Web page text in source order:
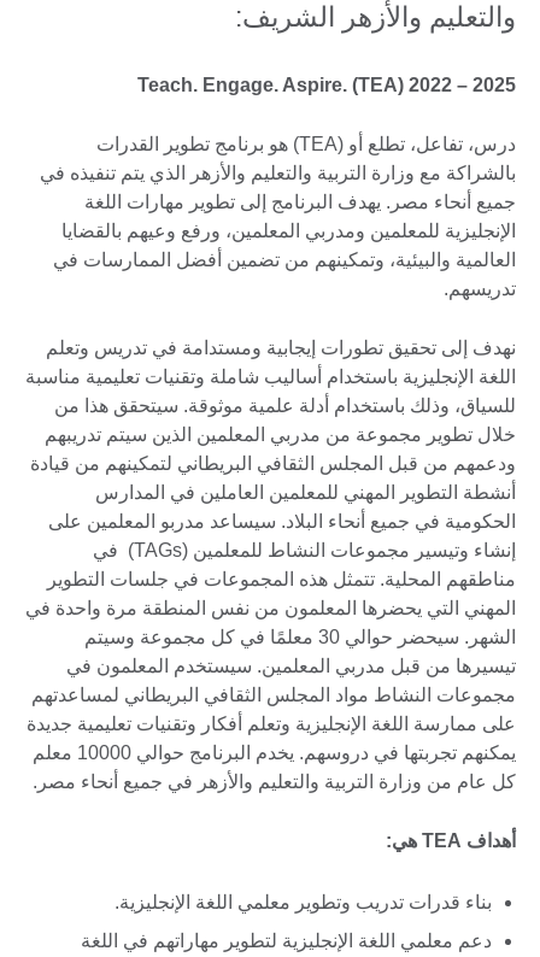
والتعليم والأزهر الشريف:
Teach. Engage. Aspire. (TEA) 2022 – 2025
درس، تفاعل، تطلع أو (TEA) هو برنامج تطوير القدرات
بالشراكة مع وزارة التربية والتعليم والأزهر الذي يتم تنفيذه في
جميع أنحاء مصر. يهدف البرنامج إلى تطوير مهارات اللغة
الإنجليزية للمعلمين ومدربي المعلمين، ورفع وعيهم بالقضايا
العالمية والبيئية، وتمكينهم من تضمين أفضل الممارسات في
تدريسهم.
نهدف إلى تحقيق تطورات إيجابية ومستدامة في تدريس وتعلم
اللغة الإنجليزية باستخدام أساليب شاملة وتقنيات تعليمية مناسبة
للسياق، وذلك باستخدام أدلة علمية موثوقة. سيتحقق هذا من
خلال تطوير مجموعة من مدربي المعلمين الذين سيتم تدريبهم
ودعمهم من قبل المجلس الثقافي البريطاني لتمكينهم من قيادة
أنشطة التطوير المهني للمعلمين العاملين في المدارس
الحكومية في جميع أنحاء البلاد. سيساعد مدربو المعلمين على
إنشاء وتيسير مجموعات النشاط للمعلمين (TAGs) في
مناطقهم المحلية. تتمثل هذه المجموعات في جلسات التطوير
المهني التي يحضرها المعلمون من نفس المنطقة مرة واحدة في
الشهر. سيحضر حوالي 30 معلمًا في كل مجموعة وسيتم
تيسيرها من قبل مدربي المعلمين. سيستخدم المعلمون في
مجموعات النشاط مواد المجلس الثقافي البريطاني لمساعدتهم
على ممارسة اللغة الإنجليزية وتعلم أفكار وتقنيات تعليمية جديدة
يمكنهم تجربتها في دروسهم. يخدم البرنامج حوالي 10000 معلم
كل عام من وزارة التربية والتعليم والأزهر في جميع أنحاء مصر.
أهداف TEA هي:
بناء قدرات تدريب وتطوير معلمي اللغة الإنجليزية.
دعم معلمي اللغة الإنجليزية لتطوير مهاراتهم في اللغة